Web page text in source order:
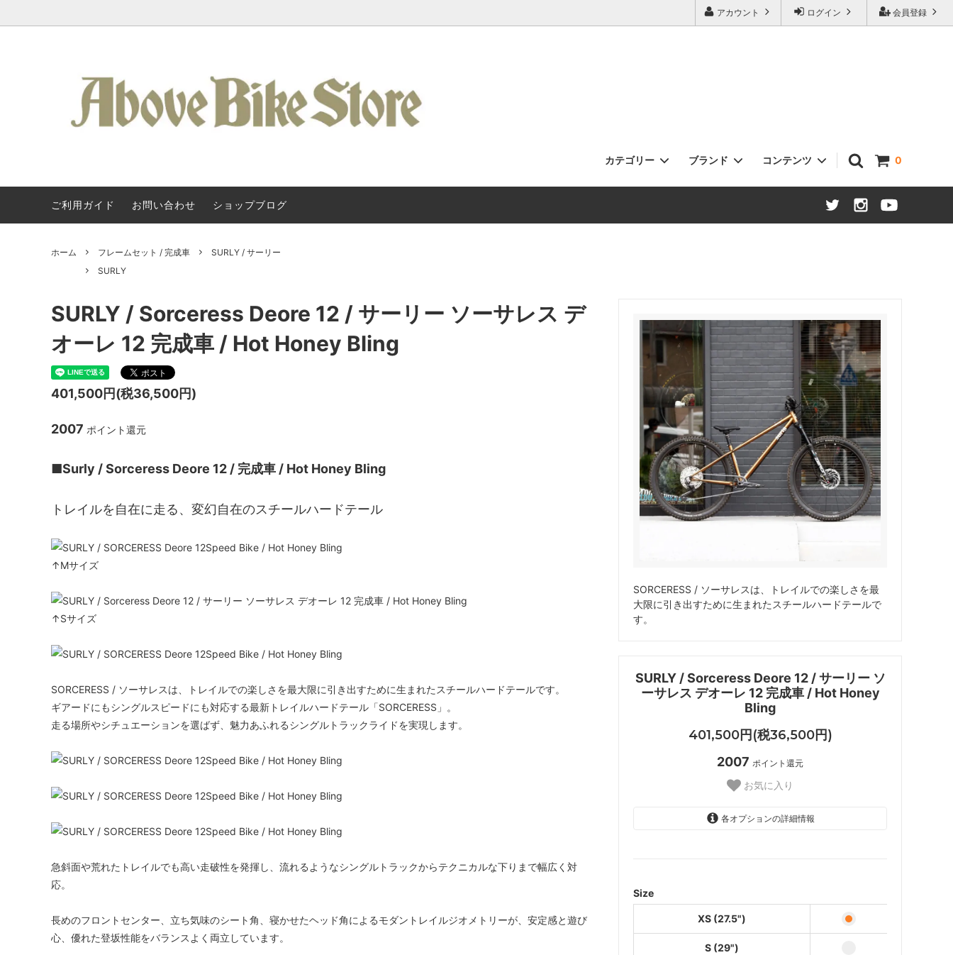
会員登録
ログイン
アカウント
0
カテゴリー
Kuat / 車載ヒッチキャリア フレームセット / 完成車
クランク / BB
ハブ：トラック / 固定ギア スプロケット / コグ リム単体 サドル
シートポスト Shimano GRX Limited ディレーラー / ハンガー
ツール / ケミカル
ブランド
Kuat / クアット・ラック SURLY
KONA
Paul Component White Industries Rene HERSE WALD Basket
ENVE Composites NITTO / 日東 Sim Works
Brooks
コンテンツ
About Us
Kuat Racks / よくある質問・取付車両カ
タログ
ご利用ガイド お問い合わせ ショップブログ
ホーム フレームセット / 完成車
SURLY / サーリー
SURLY
SORCERESS / ソーサレスは、トレイルでの楽しさを最
大限に引き出すために生まれたスチールハードテールで
す。
SURLY / Sorceress Deore 12 / サーリー ソ
ーサレス デオーレ 12 完成車 / Hot Honey
Bling
401,500円(税36,500円)
2007 ポイント還元
お気に入り
各オプションの詳細情報
Size
XS (27.5")
S (29")
SURLY / Sorceress Deore 12 / サーリー ソーサレス デ
オーレ 12 完成車 / Hot Honey Bling
401,500円(税36,500円)
2007 ポイント還元
■Surly / Sorceress Deore 12 / 完成車 / Hot Honey Bling
トレイルを自在に走る、変幻自在のスチールハードテール
↑Mサイズ
↑Sサイズ
SORCERESS / ソーサレスは、トレイルでの楽しさを最大限に引き出すために生まれたスチールハードテールです。
ギアードにもシングルスピードにも対応する最新トレイルハードテール「SORCERESS」。
走る場所やシチュエーションを選ばず、魅力あふれるシングルトラックライドを実現します。
急斜面や荒れたトレイルでも高い走破性を発揮し、流れるようなシングルトラックからテクニカルな下りまで幅広く対
応。
長めのフロントセンター、立ち気味のシート角、寝かせたヘッド角によるモダントレイルジオメトリーが、安定感と遊び
心、優れた登坂性能をバランスよく両立しています。